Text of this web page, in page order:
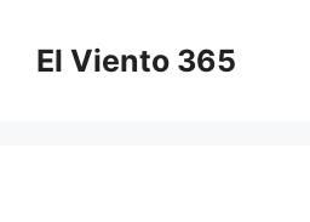
contenido
El Viento 365